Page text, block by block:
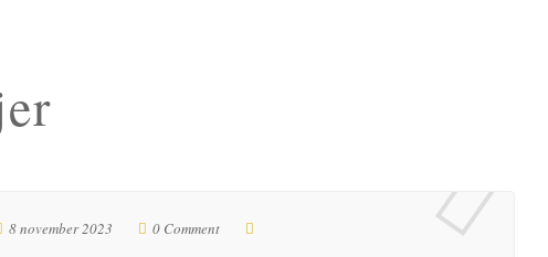
8 november 2023 0 Comment